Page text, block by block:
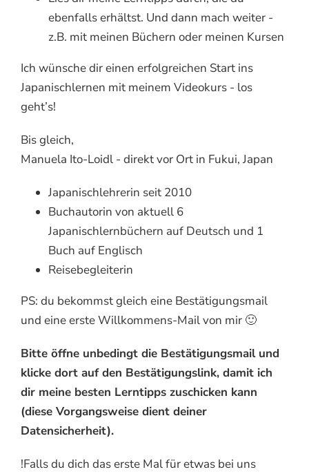
ebenfalls erhältst. Und dann mach weiter -
z.B. mit meinen Büchern oder meinen Kursen
Ich wünsche dir einen erfolgreichen Start ins
Japanischlernen mit meinem Videokurs - los
geht’s!
Bis gleich,
Manuela Ito-Loidl - direkt vor Ort in Fukui, Japan
Japanischlehrerin seit 2010
Buchautorin von aktuell 6
Japanischlernbüchern auf Deutsch und 1
Buch auf Englisch
Reisebegleiterin
PS: du bekommst gleich eine Bestätigungsmail
und eine erste Willkommens-Mail von mir 🙂
Bitte öffne unbedingt die Bestätigungsmail und
klicke dort auf den Bestätigungslink, damit ich
dir meine besten Lerntipps zuschicken kann
(diese Vorgangsweise dient deiner
Datensicherheit).
!Falls du dich das erste Mal für etwas bei uns